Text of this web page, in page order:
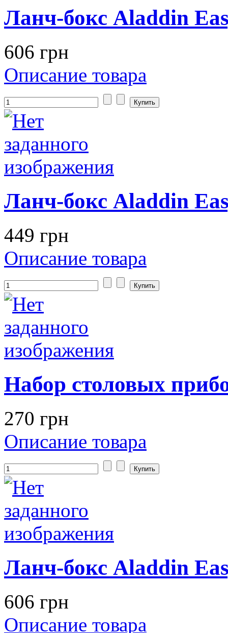
Ланч-бокс Aladdin
606 грн
Описание товара
Ланч-бокс Aladdin
449 грн
Описание товара
Набор столовых
270 грн
Описание товара
Ланч-бокс Aladdin
606 грн
Описание товара